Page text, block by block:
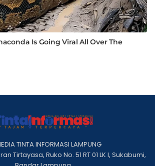
TINTA INFORMASI LAMPUNG
Tirtayasa, Ruko No. 51 RT 01 LK I, Sukabumi,